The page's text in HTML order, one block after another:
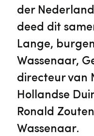
Geschiedenis van
Ervenconsulent
Bekijk
Over de
Voorpagina
Tarieven
Algemene
der
deed dit
Lange,
Wassenaar,
directeur van
Hollandse
Ronald
Wassenaar.